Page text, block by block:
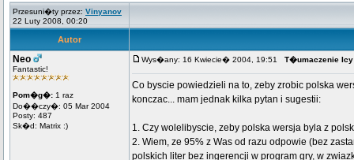
Przesuni�ty przez: Vinyanov
22 Luty 2008, 00:20
Autor
Neo
Fantastic!
Pom�g�: 1 raz
Do��czy�: 05 Mar 2004
Posty: 487
Sk�d: Matrix :)
Wys�any: 16 Kwiecie� 2004, 19:51 T�umaczenie Icy
Co byscie powiedzieli na to, zeby zrobic polska
konczac... mam jednak kilka pytan i sugestii:
1. Czy wolelibyscie, zeby polska wersja byla z
2. Wiem, ze 95% z Was od razu odpowie (bez
polskich liter bez ingerencji w program gry, w